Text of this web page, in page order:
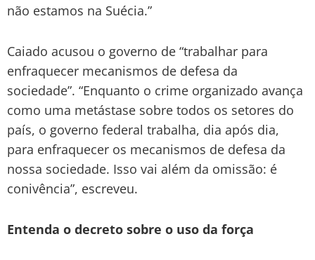
não estamos na Suécia.”
Caiado acusou o governo de “trabalhar para
enfraquecer mecanismos de defesa da
sociedade”. “Enquanto o crime organizado avança
como uma metástase sobre todos os setores do
país, o governo federal trabalha, dia após dia,
para enfraquecer os mecanismos de defesa da
nossa sociedade. Isso vai além da omissão: é
conivência”, escreveu.
Entenda o decreto sobre o uso da força